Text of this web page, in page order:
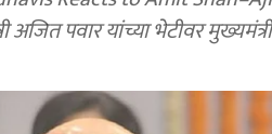
अजित पवार यांच्या भेटीवर